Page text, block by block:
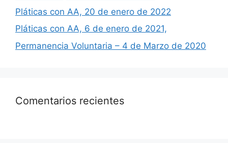
Pláticas con AA, 20 de enero de 2022
Pláticas con AA, 6 de enero de 2021,
Permanencia Voluntaria – 4 de Marzo de 2020
Comentarios recientes